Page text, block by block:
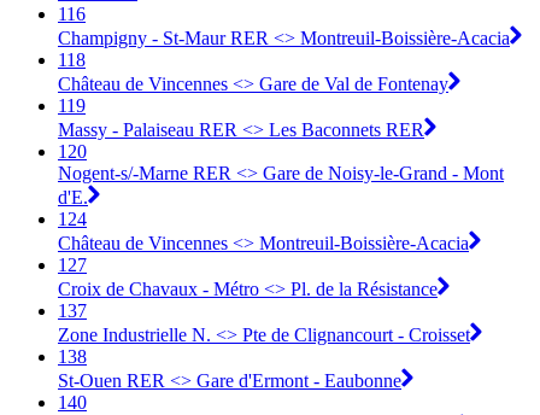
116
Champigny - St-Maur RER <> Montreuil-Boissière-Acacia
118
Château de Vincennes <> Gare de Val de Fontenay
119
Massy - Palaiseau RER <> Les Baconnets RER
120
Nogent-s/-Marne RER <> Gare de Noisy-le-Grand - Mont
d'E.
124
Château de Vincennes <> Montreuil-Boissière-Acacia
127
Croix de Chavaux - Métro <> Pl. de la Résistance
137
Zone Industrielle N. <> Pte de Clignancourt - Croisset
138
St-Ouen RER <> Gare d'Ermont - Eaubonne
140